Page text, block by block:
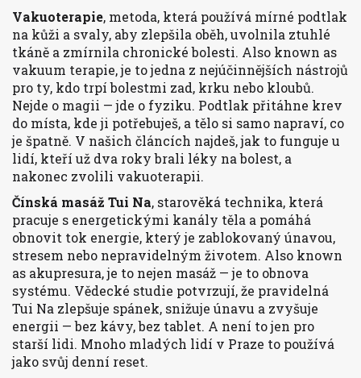
Vakuoterapie, metoda, která používá mírné podtlak
na kůži a svaly, aby zlepšila oběh, uvolnila ztuhlé
tkáně a zmírnila chronické bolesti. Also known as
vakuum terapie, je to jedna z nejúčinnějších nástrojů
pro ty, kdo trpí bolestmi zad, krku nebo kloubů.
Nejde o magii — jde o fyziku. Podtlak přitáhne krev
do místa, kde ji potřebuješ, a tělo si samo napraví, co
je špatně. V našich článcích najdeš, jak to funguje u
lidí, kteří už dva roky brali léky na bolest, a
nakonec zvolili vakuoterapii.
Čínská masáž Tui Na, starověká technika, která
pracuje s energetickými kanály těla a pomáhá
obnovit tok energie, který je zablokovaný únavou,
stresem nebo nepravidelným životem. Also known
as akupresura, je to nejen masáž — je to obnova
systému. Vědecké studie potvrzují, že pravidelná
Tui Na zlepšuje spánek, snižuje únavu a zvyšuje
energii — bez kávy, bez tablet. A není to jen pro
starší lidi. Mnoho mladých lidí v Praze to používá
jako svůj denní reset.